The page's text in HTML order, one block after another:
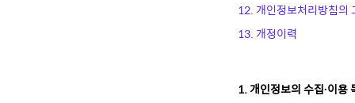
12. 개인정보처리방침의
13. 개정이력
1. 개인정보의 수집∙이용